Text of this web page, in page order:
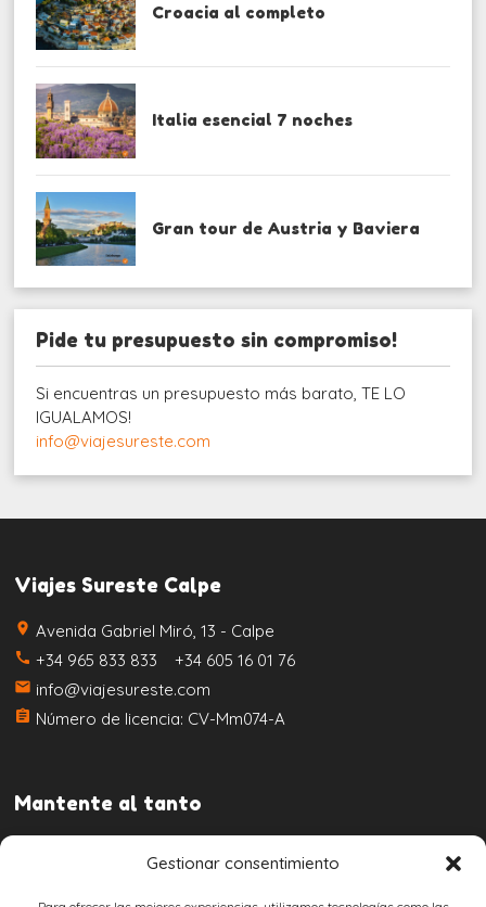
Gestionar consentimiento
Croacia al completo
Italia esencial 7 noches
Gran tour de Austria y Baviera
Pide tu presupuesto sin compromiso!
Si encuentras un presupuesto más barato, TE LO
IGUALAMOS!
info@viajesureste.com
Viajes Sureste Calpe
place Avenida Gabriel Miró, 13 - Calpe
call +34 965 833 833 +34 605 16 01 76
email info@viajesureste.com
assignment Número de licencia: CV-Mm074-A
Mantente al tanto